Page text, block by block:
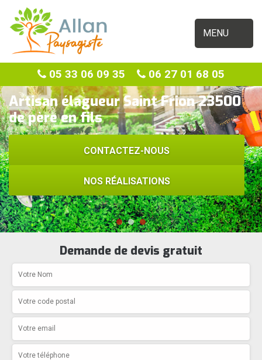
MENU
05 33 06 09 35 06 27 01 68 05
Artisan élagueur Saint Frion 23500
de père en fils
CONTACTEZ-NOUS
NOS RÉALISATIONS
Demande de devis gratuit